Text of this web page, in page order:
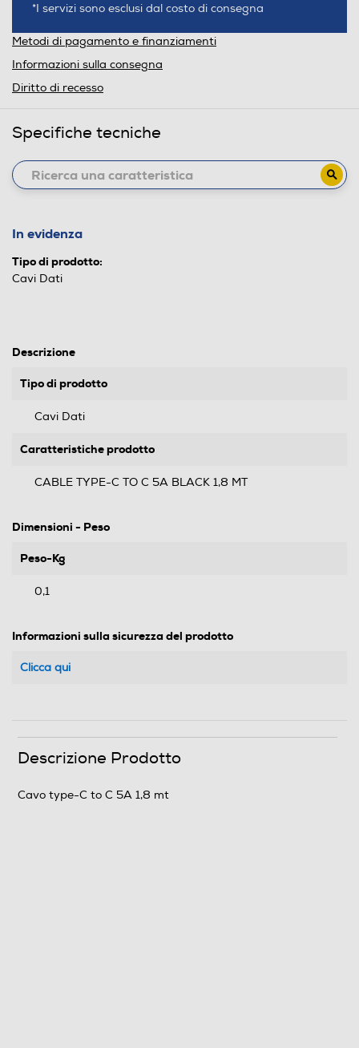
*I servizi sono esclusi dal costo di consegna
Metodi di pagamento e finanziamenti
Informazioni sulla consegna
Diritto di recesso
Specifiche tecniche
In evidenza
Tipo di prodotto:
Cavi Dati
Descrizione
Tipo di prodotto
Cavi Dati
Caratteristiche prodotto
CABLE TYPE-C TO C 5A BLACK 1,8 MT
Dimensioni - Peso
Peso-Kg
0,1
Informazioni sulla sicurezza del prodotto
Clicca qui
Descrizione Prodotto
Cavo type-C to C 5A 1,8 mt